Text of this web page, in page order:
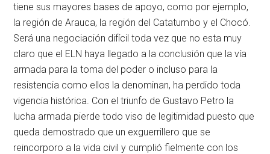
tiene sus mayores bases de apoyo, como por ejemplo,
la región de Arauca, la región del Catatumbo y el Chocó.
Será una negociación difícil toda vez que no esta muy
claro que el ELN haya llegado a la conclusión que la vía
armada para la toma del poder o incluso para la
resistencia como ellos la denominan, ha perdido toda
vigencia histórica. Con el triunfo de Gustavo Petro la
lucha armada pierde todo viso de legitimidad puesto que
queda demostrado que un exguerrillero que se
reincorporo a la vida civil y cumplió fielmente con los